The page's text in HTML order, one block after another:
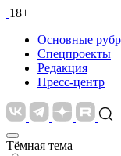
18+
Основные
Спецпроекты
Редакция
Пресс-центр
Тёмная тема